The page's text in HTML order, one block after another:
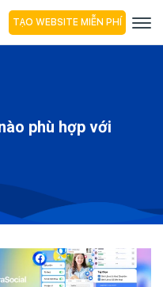
TẠO WEBSITE MIỄN PHÍ
phù hợp với